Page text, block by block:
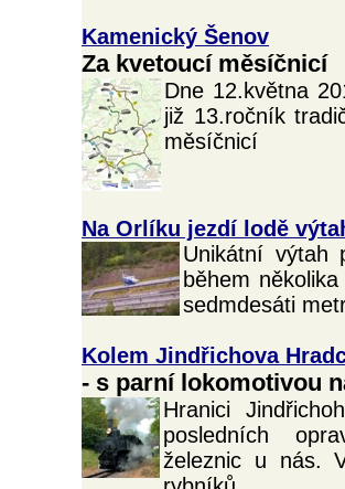
Kamenický Šenov
Za kvetoucí měsíčnicí
Dne 12.května
již 13.ročník
měsíčnicí
Na Orlíku jezdí lodě
Unikátní výtah
během
sedmdesáti
Kolem Jindřichova
- s parní lokomotivou
Hranici
posledních
železnic u nás.